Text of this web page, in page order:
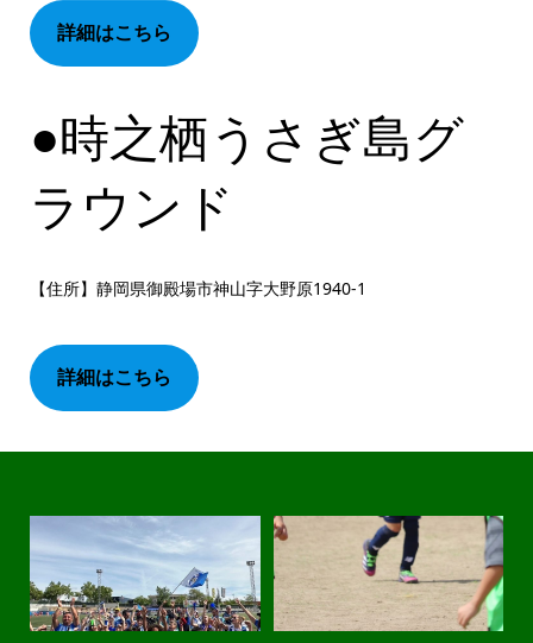
詳細はこちら
●時之栖うさぎ島グ
ラウンド
【住所】静岡県御殿場市神山字大野原1940‐1
詳細はこちら